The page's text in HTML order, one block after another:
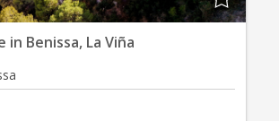
in Benissa, La Viña